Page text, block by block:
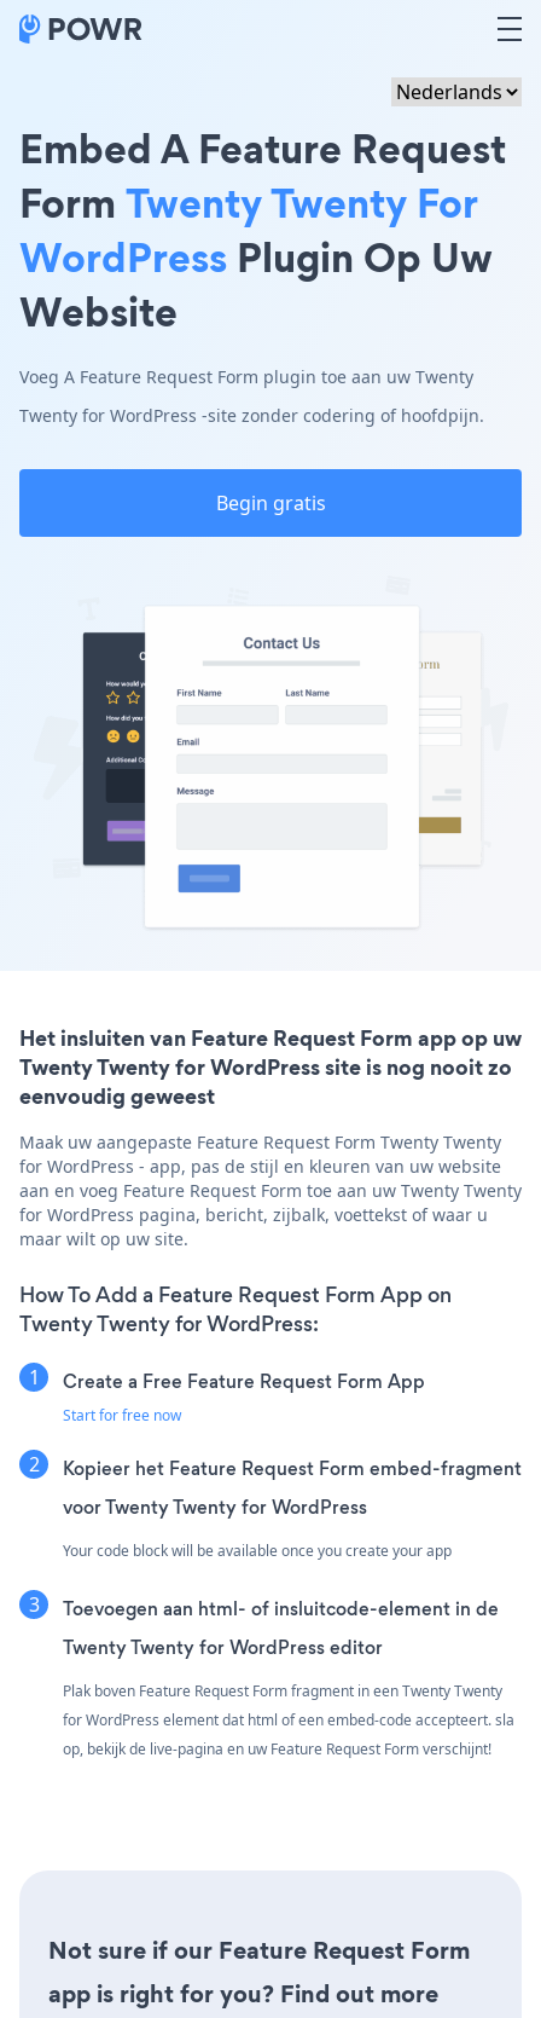
Embed A Feature Request
Form Twenty Twenty For
WordPress Plugin Op Uw
Website
Voeg A Feature Request Form plugin toe aan uw Twenty
Twenty for WordPress -site zonder codering of hoofdpijn.
Begin gratis
Het insluiten van Feature Request Form app op uw
Twenty Twenty for WordPress site is nog nooit zo
eenvoudig geweest
Maak uw aangepaste Feature Request Form Twenty Twenty
for WordPress - app, pas de stijl en kleuren van uw website
aan en voeg Feature Request Form toe aan uw Twenty Twenty
for WordPress pagina, bericht, zijbalk, voettekst of waar u
maar wilt op uw site.
How To Add a Feature Request Form App on
Twenty Twenty for WordPress:
Create a Free Feature Request Form App
Start for free now
Kopieer het Feature Request Form embed-fragment
voor Twenty Twenty for WordPress
Your code block will be available once you create your app
Toevoegen aan html- of insluitcode-element in de
Twenty Twenty for WordPress editor
Plak boven Feature Request Form fragment in een Twenty Twenty
for WordPress element dat html of een embed-code accepteert. sla
op, bekijk de live-pagina en uw Feature Request Form verschijnt!
Not sure if our Feature Request Form
app is right for you? Find out more